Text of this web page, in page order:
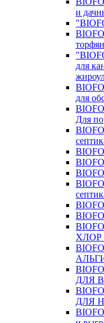
и
для
для
Для
ХЛОР
ДЛЯ
ДЛЯ